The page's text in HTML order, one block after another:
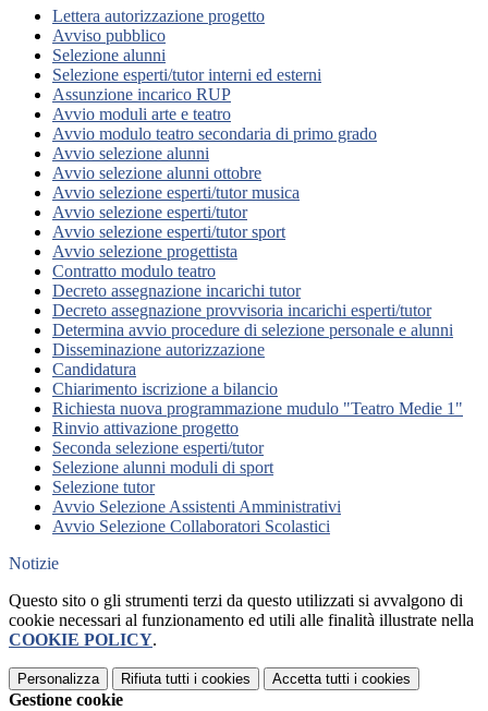
Lettera autorizzazione progetto
Avviso pubblico
Selezione alunni
Selezione esperti/tutor interni ed esterni
Assunzione incarico RUP
Avvio moduli arte e teatro
Avvio modulo teatro secondaria di primo grado
Avvio selezione alunni
Avvio selezione alunni ottobre
Avvio selezione esperti/tutor musica
Avvio selezione esperti/tutor
Avvio selezione esperti/tutor sport
Avvio selezione progettista
Contratto modulo teatro
Decreto assegnazione incarichi tutor
Decreto assegnazione provvisoria incarichi esperti/tutor
Determina avvio procedure di selezione personale e alunni
Disseminazione autorizzazione
Candidatura
Chiarimento iscrizione a bilancio
Richiesta nuova programmazione mudulo "Teatro Medie 1"
Rinvio attivazione progetto
Seconda selezione esperti/tutor
Selezione alunni moduli di sport
Selezione tutor
Avvio Selezione Assistenti Amministrativi
Avvio Selezione Collaboratori Scolastici
Notizie
Questo sito o gli strumenti terzi da questo utilizzati si avvalgono di
cookie necessari al funzionamento ed utili alle finalità illustrate nella
COOKIE POLICY.
Personalizza Rifiuta tutti i cookies Accetta tutti i cookies
Gestione cookie